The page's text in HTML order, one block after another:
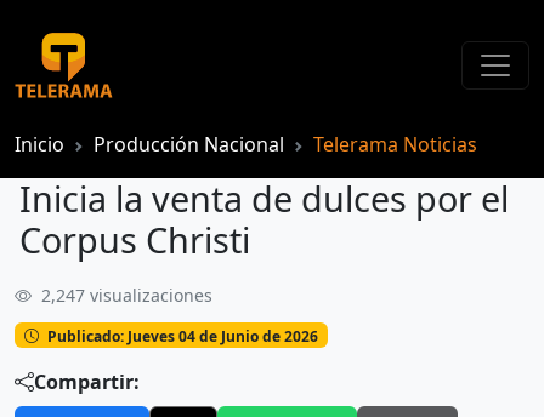
Inicio Producción Nacional Telerama Noticias
Inicia la venta de dulces por el
Corpus Christi
Inicia la venta de dulces por el Corpus Christi
2,247 visualizaciones
Publicado: Jueves 04 de Junio de 2026
Compartir: